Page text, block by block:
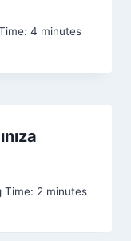
4 minutes
Time: 2 minutes